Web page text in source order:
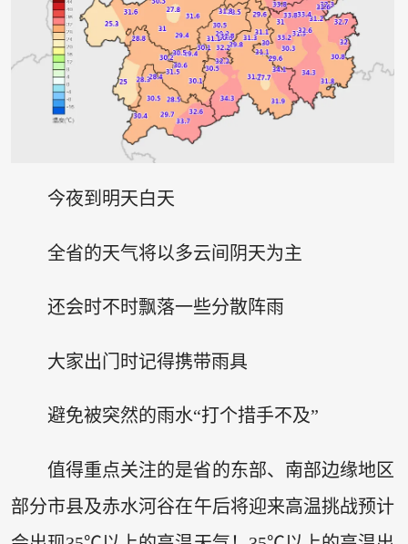
今夜到明天白天
全省的天气将以多云间阴天为主
还会时不时飘落一些分散阵雨
大家出门时记得携带雨具
避免被突然的雨水“打个措手不及”
值得重点关注的是省的东部、南部边缘地区
部分市县及赤水河谷在午后将迎来高温挑战预计